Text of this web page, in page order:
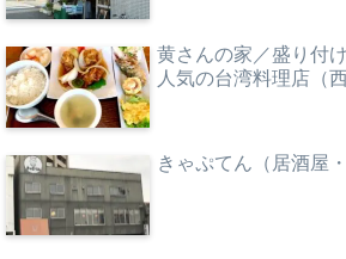
黄さんの家／盛り付
人気の台湾料理店（
きゃぷてん（居酒屋